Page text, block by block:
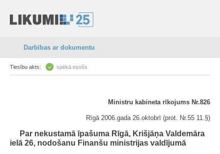
Darbības ar dokumentu
Tiesību akts: spēkā esošs
Ministru kabineta rīkojums Nr.826
Rīgā 2006.gada 26.oktobrī (prot. Nr.55 11.§)
Par nekustamā īpašuma Rīgā, Krišjāņa Valdemāra
ielā 26, nodošanu Finanšu ministrijas valdījumā